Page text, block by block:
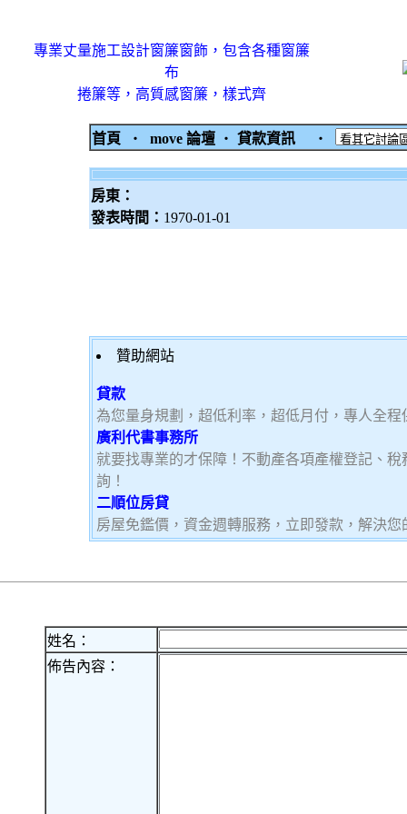
專業丈量施工設計窗簾窗飾，包含各種窗簾
布
捲簾等，高質感窗簾，樣式齊
首頁 ‧ move 論壇 ‧ 貸款資訊 ‧
房東：
發表時間： 1970-01-01
贊助網站
貸款
為您量身規劃，超低利率，超低月付，專人全
廣利代書事務所
就要找專業的才保障！不動產各項產權登記、
詢！
二順位房貸
房屋免鑑價，資金週轉服務，立即發款，解決您
姓名：
佈告內容：